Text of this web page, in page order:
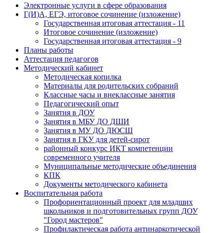
Электронные услуги в сфере образования
Г(И)А, ЕГЭ, итоговое сочинение (изложение)
Государственная итоговая аттестация - 11
Итоговое сочинение (изложение)
Государственная итоговая аттестация - 9
Планы работы
Аттестация педагогов
Методический кабинет
Методическая копилка
Материалы для родительских собраний
Классные часы и внеклассные занятия
Педагогический опыт
Занятия в ДОУ
Занятия в МБУ ДО ДШИ
Занятия в МУ ДО ДЮСШ
Занятия в ГКУ для детей-сирот
районный конкурс ИКТ компетенции
современного учителя
Муниципальные методические объединения
КПК
Документы методического кабинета
Воспитательная работа
Профориентационный проект для младших
школьников и подготовительных групп ДОУ
"Город мастеров"
Профилактическая работа антинаркотической